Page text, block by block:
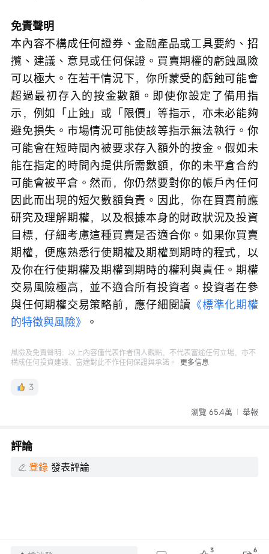
免責聲明
本內容不構成任何證券、金融產品或工具要約、招
攬、建議、意見或任何保證。買賣期權的虧蝕風險
可以極大。在若干情況下，你所蒙受的虧蝕可能會
超過最初存入的按金數額。即使你設定了備用指
示，例如「止蝕」或「限價」等指示，亦未必能夠
避免損失。市場情況可能使該等指示無法執行。你
可能會在短時間內被要求存入額外的按金。假如未
能在指定的時間內提供所需數額，你的未平倉合約
可能會被平倉。然而，你仍然要對你的帳戶內任何
因此而出現的短欠數額負責。因此，你在買賣前應
研究及理解期權，以及根據本身的財政狀況及投資
目標，仔細考慮這種買賣是否適合你。如果你買賣
期權，便應熟悉行使期權及期權到期時的程式，以
及你在行使期權及期權到期時的權利與責任。期權
交易風險極高，並不適合所有投資者。投資者在參
與任何期權交易策略前，應仔細閱讀 《標準化期權
的特徵與風險》
。
風險及免責聲明：以上內容僅代表作者個人觀點，不代表富途任何立場，亦不
構成任何投資建議，富途對此不作任何保證與承諾。
更多信息
3
瀏覽 65.4萬 舉報
評論
登錄 發表評論
3 6